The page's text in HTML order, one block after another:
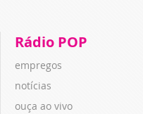
Rádio POP
empregos
notícias
ouça ao vivo